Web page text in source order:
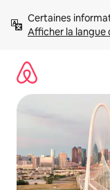
directement
Afficher la langue